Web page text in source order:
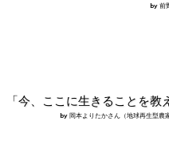
by 前
「今、ここに生きることを教
by 岡本よりたかさん（地球再生型農